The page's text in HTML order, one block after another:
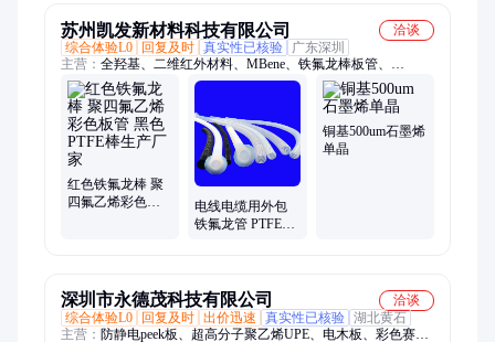
苏州凯发新材料科技有限公司
洽谈
综合体验L0
回复及时 真实性已核验
广东深圳
主营： 全羟基、二维红外材料、MBene、铁氟龙棒板管、
MXene、黑磷、高性能氧化锆陶瓷、高性能氧化镁陶瓷、高导热
氮化铝陶瓷、高精密陶瓷加工、高性能氧化铝陶瓷、PBN和热压
氮化硼陶瓷、特殊氧化钙陶瓷、生物材料定制
红色铁氟龙棒 聚
四氟乙烯彩色板
电线电缆用外包
铁氟龙管 PTFE绝
铜基500um石墨烯
单晶
深圳市永德茂科技有限公司
洽谈
综合体验L0
回复及时 出价迅速 真实性已核验 湖北黄石
主营： 防静电peek板、超高分子聚乙烯UPE、电木板、彩色赛钢